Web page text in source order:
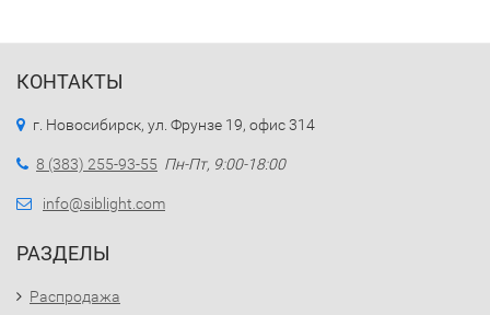
КОНТАКТЫ
г. Новосибирск, ул. Фрунзе 19, офис 314
8 (383) 255-93-55 Пн-Пт, 9:00-18:00
info@siblight.com
РАЗДЕЛЫ
Распродажа